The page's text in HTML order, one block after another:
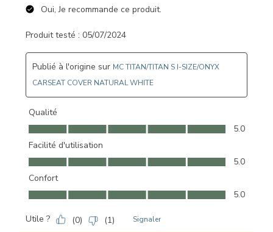
Oui, Je recommande ce produit.
Produit testé : 05/07/2024
Publié à l'origine sur MC TITAN/TITAN S I-SIZE/ONYX
CARSEAT COVER NATURAL WHITE
Qualité
Qualité, 5.0 sur 5
5.0
Facilité d'utilisation
Facilité d'utilisation, 5.0 sur 5
5.0
Confort
Confort, 5.0 sur 5
5.0
Utile ? (0) (1) Signaler